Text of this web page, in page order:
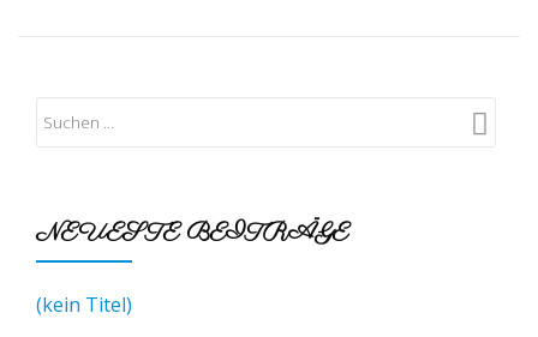
NEUESTE BEITRÄGE
(kein Titel)